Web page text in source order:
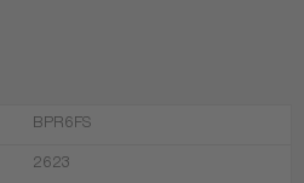
BPR6FS
2623